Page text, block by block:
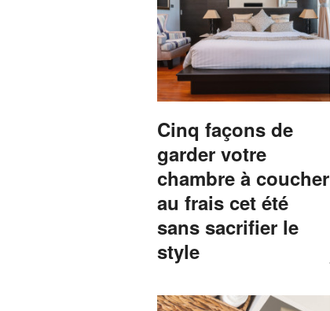
Cinq façons de
garder votre
chambre à coucher
au frais cet été
sans sacrifier le
style